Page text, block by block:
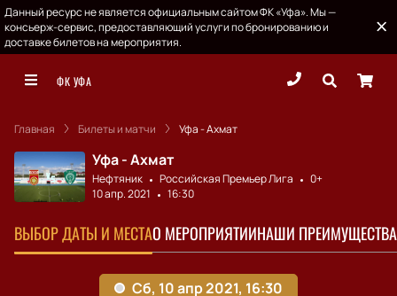
Данный ресурс не является официальным сайтом ФК «Уфа». Мы —
консьерж-сервис, предоставляющий услуги по бронированию и
доставке билетов на мероприятия.
ФК УФА
Главная Билеты и матчи Уфа - Ахмат
Уфа - Ахмат
Нефтяник Российская Премьер Лига
0+
10 апр. 2021
16:30
ВЫБОР ДАТЫ И МЕСТАО МЕРОПРИЯТИИНАШИ ПРЕИМУЩЕСТВА